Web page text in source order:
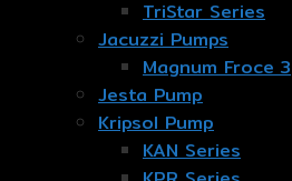
TriStar Series
Jacuzzi Pumps
Magnum Froce 3
Jesta Pump
Kripsol Pump
KAN Series